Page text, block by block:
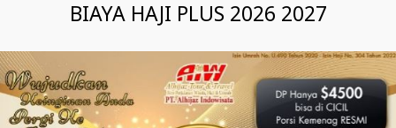
BIAYA HAJI PLUS 2026 2027